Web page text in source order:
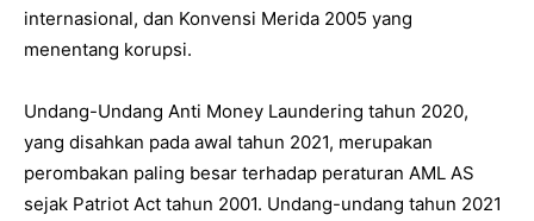
internasional, dan Konvensi Merida 2005 yang
menentang korupsi.
Undang-Undang Anti Money Laundering tahun 2020,
yang disahkan pada awal tahun 2021, merupakan
perombakan paling besar terhadap peraturan AML AS
sejak Patriot Act tahun 2001. Undang-undang tahun 2021